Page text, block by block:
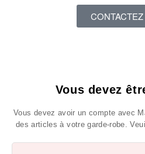
Vous devez
Vous devez avoir un compte avec
des articles à votre garde-robe.